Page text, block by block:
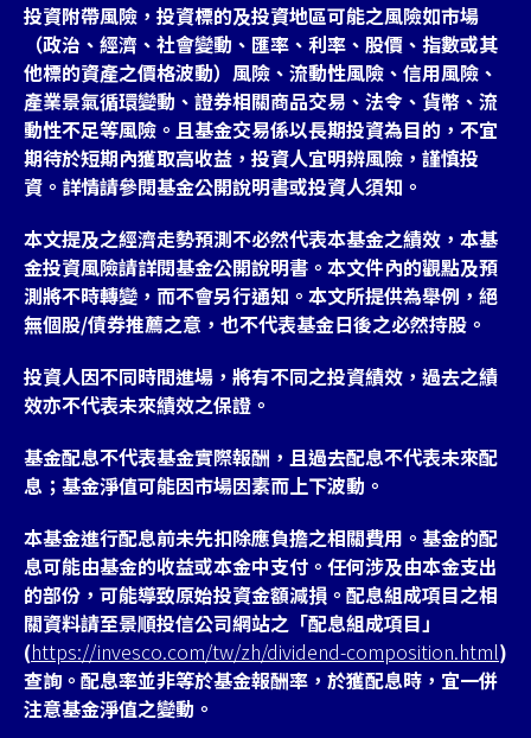
投資附帶風險，投資標的及投資地區可能之風險如市場
（政治、經濟、社會變動、匯率、利率、股價、指數或其
他標的資產之價格波動）風險、流動性風險、信用風險、
產業景氣循環變動、證券相關商品交易、法令、貨幣、流
動性不足等風險。且基金交易係以長期投資為目的，不宜
期待於短期內獲取高收益，投資人宜明辨風險，謹慎投
資。詳情請參閱基金公開說明書或投資人須知。
本文提及之經濟走勢預測不必然代表本基金之績效，本基
金投資風險請詳閱基金公開說明書。本文件內的觀點及預
測將不時轉變，而不會另行通知。本文所提供為舉例，絕
無個股/債券推薦之意，也不代表基金日後之必然持股。
投資人因不同時間進場，將有不同之投資績效，過去之績
效亦不代表未來績效之保證。
基金配息不代表基金實際報酬，且過去配息不代表未來配
息；基金淨值可能因市場因素而上下波動。
本基金進行配息前未先扣除應負擔之相關費用。基金的配
息可能由基金的收益或本金中支付。任何涉及由本金支出
的部份，可能導致原始投資金額減損。配息組成項目之相
關資料請至景順投信公司網站之「配息組成項目」
(https://invesco.com/tw/zh/dividend-composition.html)
查詢。配息率並非等於基金報酬率，於獲配息時，宜一併
注意基金淨值之變動。